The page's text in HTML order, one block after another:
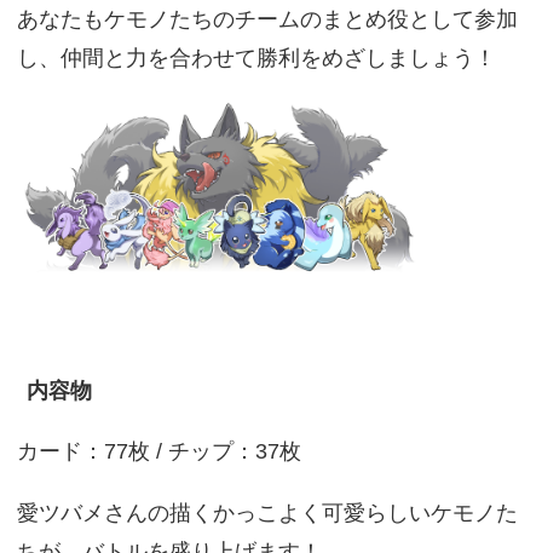
あなたもケモノたちのチームのまとめ役として参加
し、仲間と力を合わせて勝利をめざしましょう！
内容物
カード：77枚 / チップ：37枚
愛ツバメさんの描くかっこよく可愛らしいケモノた